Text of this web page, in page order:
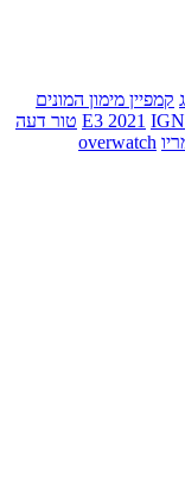
קמפיין מימון המונים
E3 2021 IGN
טור דעה
overwatch